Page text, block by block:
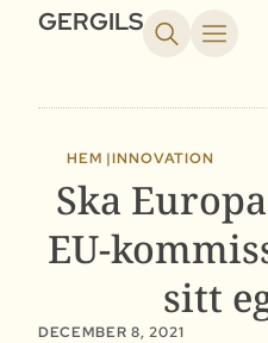
GERGILS
HEM |INNOVATION
Ska
EU-
sitt
DECEMBER 8, 2021